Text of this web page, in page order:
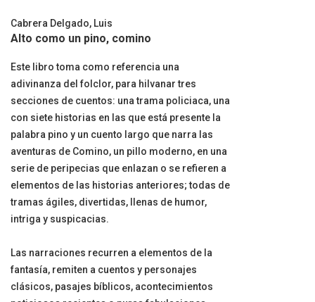
Cabrera Delgado, Luis
Alto como un pino, comino
Este libro toma como referencia una
adivinanza del folclor, para hilvanar tres
secciones de cuentos: una trama policiaca, una
con siete historias en las que está presente la
palabra pino y un cuento largo que narra las
aventuras de Comino, un pillo moderno, en una
serie de peripecias que enlazan o se refieren a
elementos de las historias anteriores; todas de
tramas ágiles, divertidas, llenas de humor,
intriga y suspicacias.
Las narraciones recurren a elementos de la
fantasía, remiten a cuentos y personajes
clásicos, pasajes bíblicos, acontecimientos